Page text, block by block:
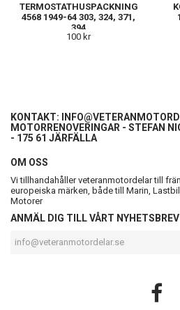
TERMOSTATHUSPACKNING
4568 1949-64 303, 324, 371,
394
100 kr
KONTAKT:
MOTORRENOVERINGAR - STEFAN
- 175 61 JÄRFÄLLA
OM OSS
Vi tillhandahåller veteranmotordelar till
europeiska märken, både till Marin,
Motorer
ANMÄL DIG TILL VÅRT NYHETSBREV